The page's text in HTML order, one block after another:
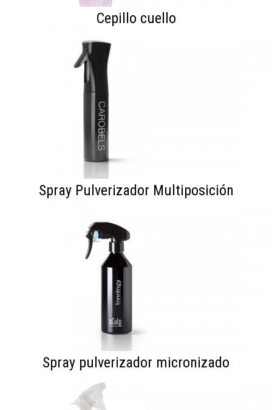
Cepillo cuello
Spray Pulverizador Multiposición
Spray pulverizador micronizado